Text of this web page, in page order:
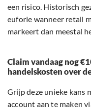
een risico. Historisch
euforie wanneer retail
markeert dan meestal
Claim vandaag nog
handelskosten over
Grijp deze unieke kans
account aan te maken